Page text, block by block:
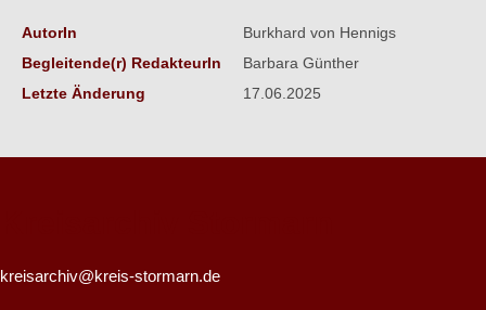
AutorIn
Burkhard von Hennigs
Begleitende(r) RedakteurIn
Barbara Günther
Letzte Änderung
17.06.2025
kreisarchiv@kreis-stormarn.de